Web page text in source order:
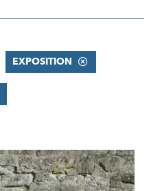
EXPOSITION